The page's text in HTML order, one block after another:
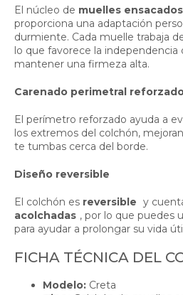
El núcleo de muelles
proporciona una adaptación
durmiente. Cada muelle trabaja
lo que favorece la independencia
mantener una firmeza alta.
Carenado perimetral
El perímetro reforzado ayuda a
los extremos del colchón,
te tumbas cerca del borde.
Diseño reversible
El colchón es reversible y
acolchadas , por lo que puedes
para ayudar a prolongar su vida
FICHA TÉCNICA DEL
Modelo: Creta